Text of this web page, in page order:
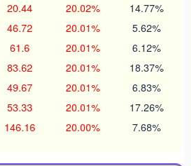
20.44 20.02% 14.77%
46.72 20.01% 5.62%
61.6 20.01% 6.12%
83.62 20.01% 18.37%
49.67 20.01% 6.83%
53.33 20.01% 17.26%
146.16 20.00% 7.68%